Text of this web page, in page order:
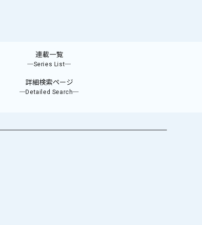
連載一覧
─Series List─
詳細検索ページ
─Detailed Search─